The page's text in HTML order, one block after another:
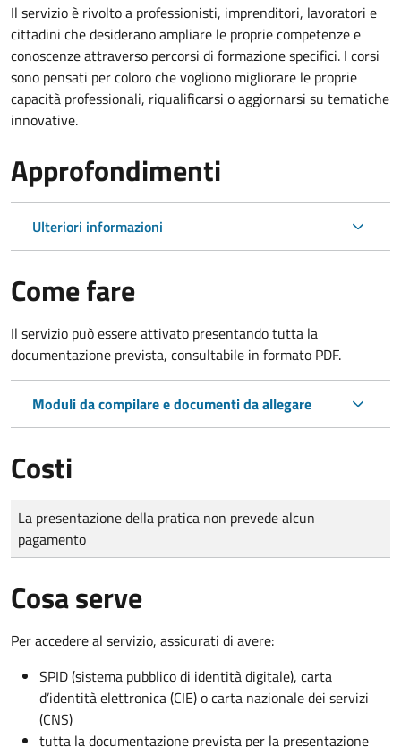
Il servizio è rivolto a professionisti, imprenditori, lavoratori e
cittadini che desiderano ampliare le proprie competenze e
conoscenze attraverso percorsi di formazione specifici. I corsi
sono pensati per coloro che vogliono migliorare le proprie
capacità professionali, riqualificarsi o aggiornarsi su tematiche
innovative.
Approfondimenti
Ulteriori informazioni
Come fare
Il servizio può essere attivato presentando tutta la
documentazione prevista, consultabile in formato PDF.
Moduli da compilare e documenti da allegare
Costi
Tipo di pagamento
Importo
La presentazione della pratica non prevede alcun
pagamento
Cosa serve
Per accedere al servizio, assicurati di avere:
SPID (sistema pubblico di identità digitale), carta
d’identità elettronica (CIE) o carta nazionale dei servizi
(CNS)
tutta la documentazione prevista per la presentazione